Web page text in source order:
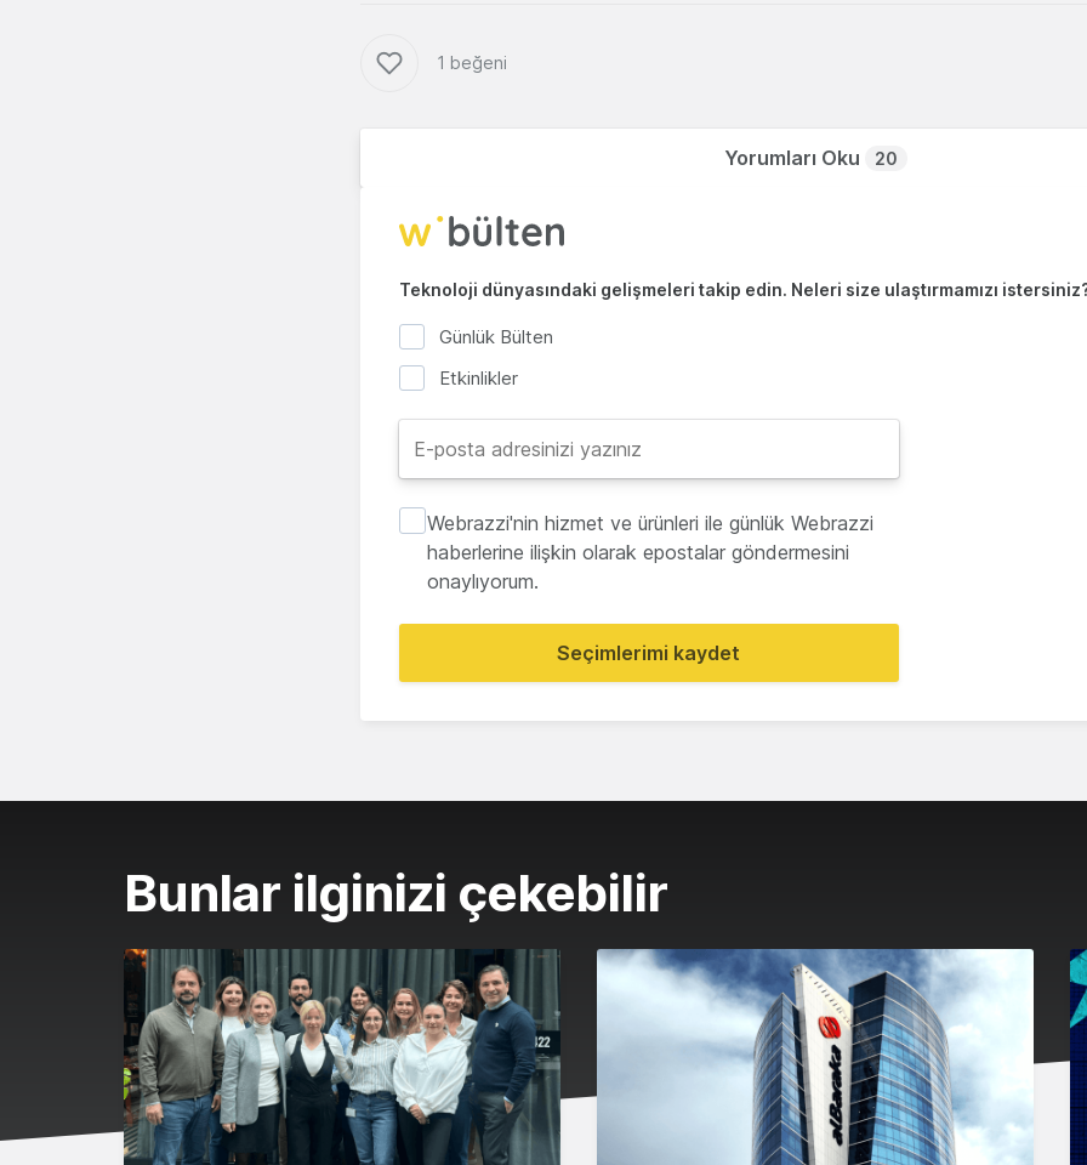
1 beğeni
Yorumları Oku 20
Teknoloji dünyasındaki gelişmeleri takip edin. Neleri size ulaştırmamızı
Günlük Bülten
Etkinlikler
Webrazzi'nin hizmet ve ürünleri ile günlük Webrazzi
haberlerine ilişkin olarak epostalar göndermesini
onaylıyorum.
Seçimlerimi kaydet
Bunlar ilginizi çekebilir